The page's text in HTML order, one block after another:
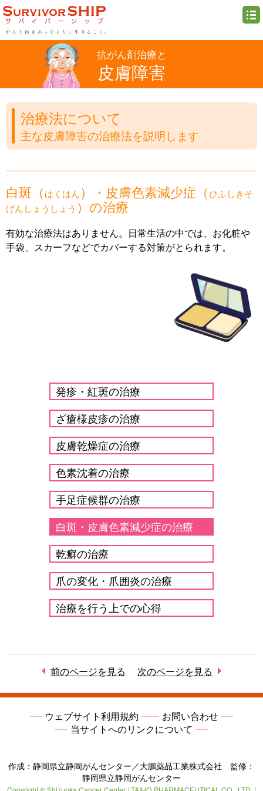
抗がん剤治療と
皮膚障害
治療法について
主な皮膚障害の治療法を説明します
白斑（はくはん）・皮膚色素減少症（ひふしきそ
げんしょうしょう ）の治療
有効な治療法はありません。日常生活の中では、お化粧や
手袋、スカーフなどでカバーする対策がとられます。
発疹・紅斑の治療
ざ瘡様皮疹の治療
皮膚乾燥症の治療
色素沈着の治療
手足症候群の治療
白斑・皮膚色素減少症の治療
乾癬の治療
爪の変化・爪囲炎の治療
治療を行う上での心得
前のページを見る 次のページを見る
ウェブサイト利用規約
お問い合わせ
当サイトへのリンクについて
作成：静岡県立静岡がんセンター／大鵬薬品工業株式会社 監修：
静岡県立静岡がんセンター